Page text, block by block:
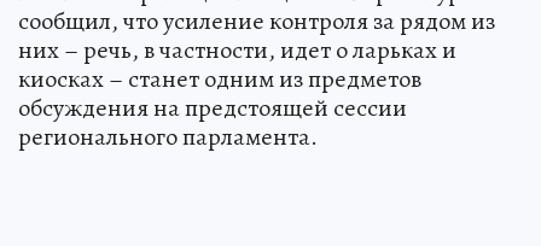
На своих страницах в соцсетях Юрий Бурлачко
сообщил, что усиление контроля за рядом из
них – речь, в частности, идет о ларьках и
киосках – станет одним из предметов
обсуждения на предстоящей сессии